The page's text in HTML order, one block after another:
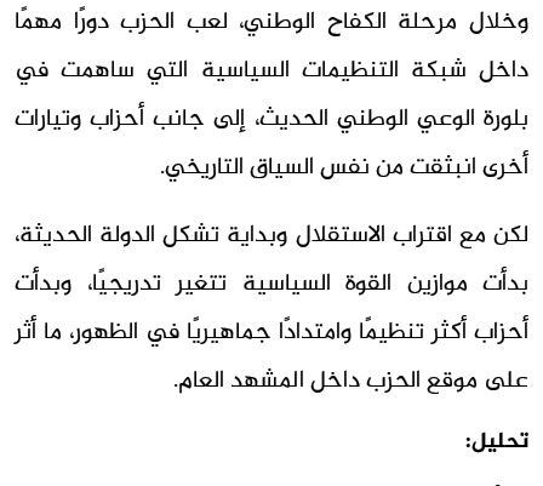
وخلال مرحلة الكفاح الوطني، لعب الحزب دورًا مهمًا
داخل شبكة التنظيمات السياسية التي ساهمت في
بلورة الوعي الوطني الحديث، إلى جانب أحزاب وتيارات
أخرى انبثقت من نفس السياق التاريخي.
لكن مع اقتراب الاستقلال وبداية تشكل الدولة الحديثة،
بدأت موازين القوة السياسية تتغير تدريجيًا، وبدأت
أحزاب أكثر تنظيمًا وامتدادًا جماهيريًا في الظهور، ما أثر
على موقع الحزب داخل المشهد العام.
تحليل: